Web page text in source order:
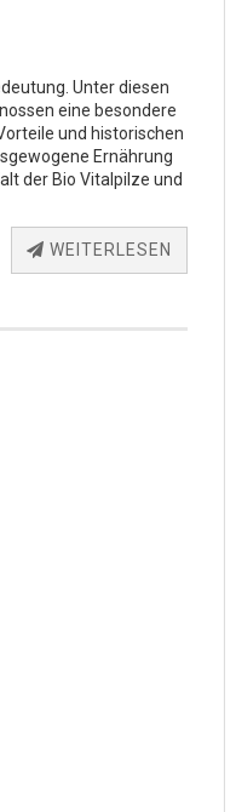
Unter diesen
eine besondere
und historischen
Ernährung
der Bio Vitalpilze und
WEITERLESEN